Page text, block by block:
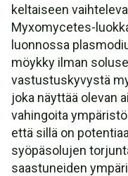
Synonyymit ja
Fuligo septica Video
keltaiseen
Myxomycetes-
luonnossa
möykky ilman
vastustuskyvystä
joka näyttää olevan
vahingoita
että sillä on
syöpäsolujen
saastuneiden